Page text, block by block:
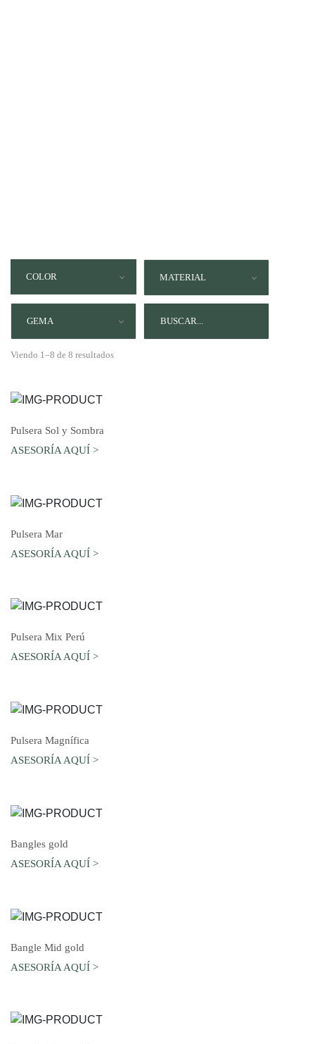
COLOR MATERIAL
GEMA
Viendo 1–8 de 8 resultados
Pulsera Sol y Sombra
ASESORÍA AQUÍ >
Pulsera Mar
ASESORÍA AQUÍ >
Pulsera Mix Perú
ASESORÍA AQUÍ >
Pulsera Magnífica
ASESORÍA AQUÍ >
Bangles gold
ASESORÍA AQUÍ >
Bangle Mid gold
ASESORÍA AQUÍ >